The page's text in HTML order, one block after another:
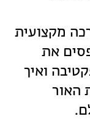
מקצועית
את
ואיך
האור